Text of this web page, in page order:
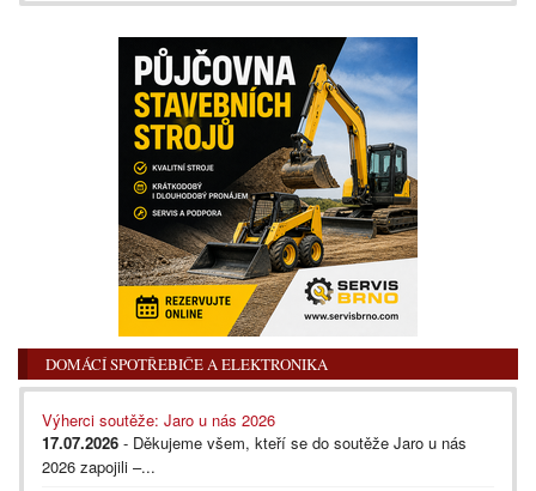
DOMÁCÍ SPOTŘEBIČE A ELEKTRONIKA
Výherci soutěže: Jaro u nás 2026
17.07.2026 - Děkujeme všem, kteří se do soutěže Jaro u nás
2026 zapojili –...